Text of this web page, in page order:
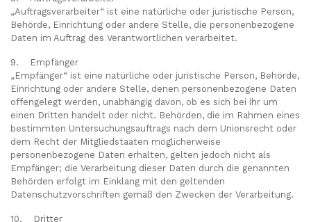
„Auftragsverarbeiter“ ist eine natürliche oder juristische Person,
Behörde, Einrichtung oder andere Stelle, die personenbezogene
Daten im Auftrag des Verantwortlichen verarbeitet.
9. Empfänger
„Empfänger“ ist eine natürliche oder juristische Person, Behörde,
Einrichtung oder andere Stelle, denen personenbezogene Daten
offengelegt werden, unabhängig davon, ob es sich bei ihr um
einen Dritten handelt oder nicht. Behörden, die im Rahmen eines
bestimmten Untersuchungsauftrags nach dem Unionsrecht oder
dem Recht der Mitgliedstaaten möglicherweise
personenbezogene Daten erhalten, gelten jedoch nicht als
Empfänger; die Verarbeitung dieser Daten durch die genannten
Behörden erfolgt im Einklang mit den geltenden
Datenschutzvorschriften gemäß den Zwecken der Verarbeitung.
10. Dritter